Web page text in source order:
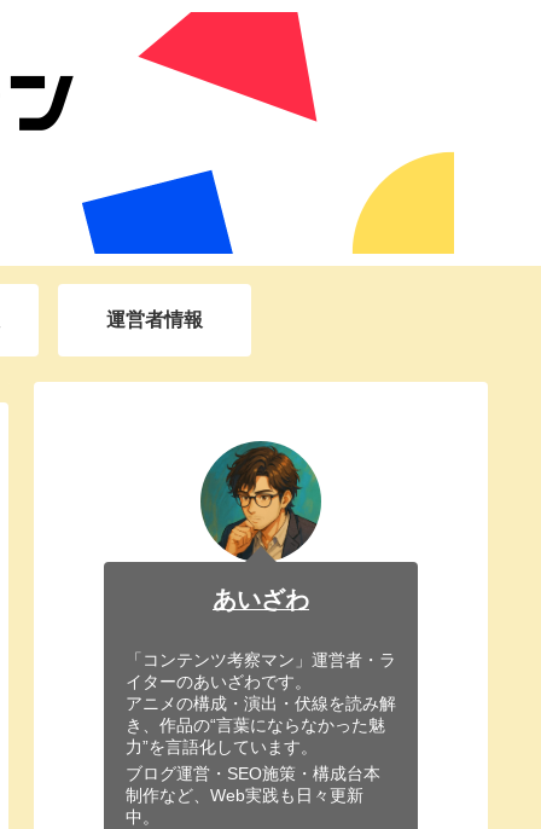
運営者情報
あいざわ
「コンテンツ考察マン」運営者・ラ
イターのあいざわです。
アニメの構成・演出・伏線を読み解
き、作品の“言葉にならなかった魅
力”を言語化しています。
ブログ運営・SEO施策・構成台本
制作など、Web実践も日々更新
中。